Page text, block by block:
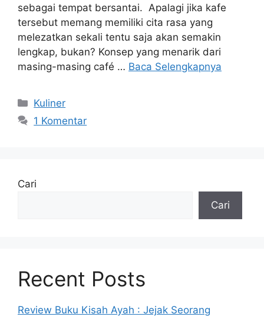
sebagai tempat bersantai. Apalagi jika kafe
tersebut memang memiliki cita rasa yang
melezatkan sekali tentu saja akan semakin
lengkap, bukan? Konsep yang menarik dari
masing-masing café … Baca Selengkapnya
Kategori
Kuliner
1 Komentar
Cari
Cari
Recent Posts
Review Buku Kisah Ayah : Jejak Seorang